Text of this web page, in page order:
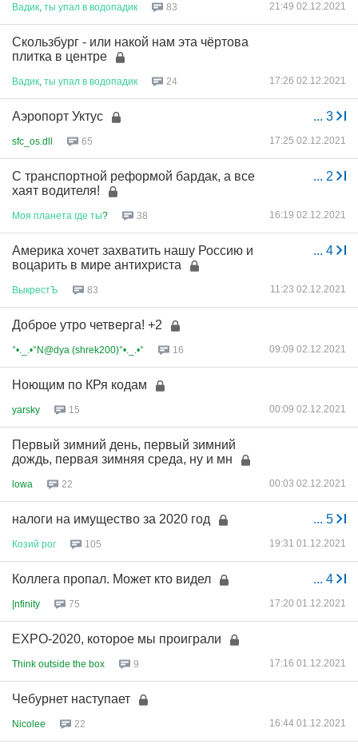
Вадик ты упал в водопадик 83 21:49 02.12.2021
Скользбург - или накой нам эта чёртова
плитка в центре
Вадик ты упал в водопадик 24 17:26 02.12.2021
... 3
Аэропорт Уктус
sfc_os.dll 65 17:25 02.12.2021
... 2
С транспортной реформой бардак, а все
хаят водителя!
Моя планета где ты? 38 16:19 02.12.2021
... 4
Америка хочет захватить нашу Россию и
воцарить в мире антихриста
ВыкрестЪ 83 11:23 02.12.2021
Доброе утро четверга! +2
°•._.•°N@dya (shrek200)°•._.•° 16 09:09 02.12.2021
Ноющим по КРя кодам
yarsky 15 00:09 02.12.2021
Первый зимний день, первый зимний
дождь, первая зимняя среда, ну и мн
lowa 22 00:03 02.12.2021
... 5
налоги на имущество за 2020 год
Козий рог 105 19:31 01.12.2021
... 4
Коллега пропал. Может кто видел
|nfinity 75 17:20 01.12.2021
EXPO-2020, которое мы проиграли
Think outside the box 9 17:16 01.12.2021
Чебурнет наступает
Nicolee 22 16:44 01.12.2021